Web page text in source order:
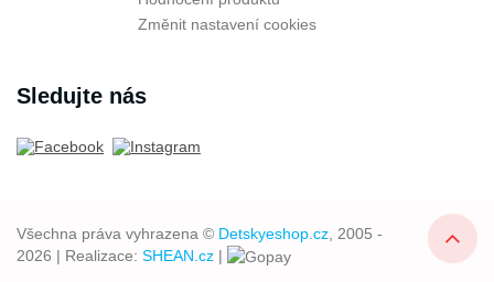
Změnit nastavení cookies
Sledujte nás
Všechna práva vyhrazena © Detskyeshop.cz , 2005 -
2026 | Realizace: SHEAN.cz |